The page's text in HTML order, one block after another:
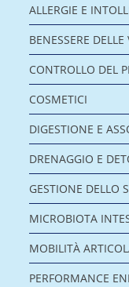
ALLERGIE E
BENESSERE
CONTROLLO DEL
COSMETICI
DIGESTIONE E
DRENAGGIO E
GESTIONE DELLO
MICROBIOTA
MOBILITÀ
PERFORMANCE